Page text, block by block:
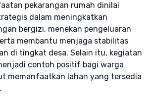
pekarangan rumah dinilai
dalam meningkatkan
bergizi, menekan pengeluaran
membantu menjaga stabilitas
di tingkat desa. Selain itu, kegiatan
contoh positif bagi warga
memanfaatkan lahan yang tersedia